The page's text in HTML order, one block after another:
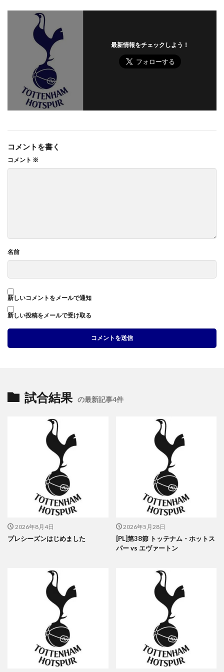
最新情報をチェックしよう！
コメントを書く
コメント ※
名前
新しいコメントをメールで通知
新しい投稿をメールで受け取る
試合結果 の最新記事4件
2026年8月4日
プレシーズンはじめました
2026年5月28日
[PL]第38節 トッテナム・ホットス
パー vs エヴァートン